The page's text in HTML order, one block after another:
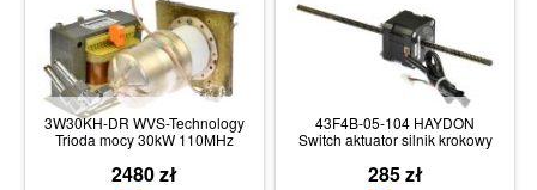
3W30KH-DR WVS-Technology
Trioda mocy 30kW 110MHz
2480 zł
43F4B-05-104 HAYDON
Switch aktuator silnik krokowy
285 zł